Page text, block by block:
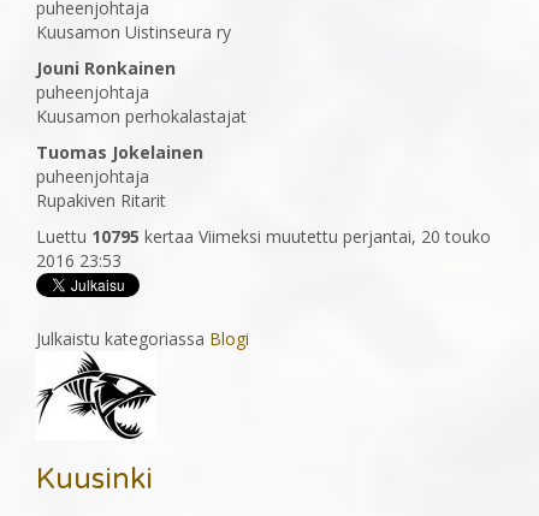
puheenjohtaja
Kuusamon Uistinseura ry
Jouni Ronkainen
puheenjohtaja
Kuusamon perhokalastajat
Tuomas Jokelainen
puheenjohtaja
Rupakiven Ritarit
Luettu 10795 kertaa Viimeksi muutettu perjantai, 20 touko
2016 23:53
Julkaistu kategoriassa Blogi
Kuusinki